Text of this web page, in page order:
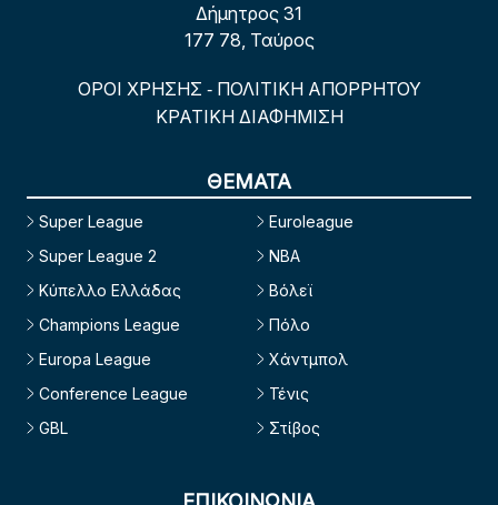
Δήμητρος 31
177 78, Ταύρος
ΟΡΟΙ ΧΡΗΣΗΣ - ΠΟΛΙΤΙΚΗ ΑΠΟΡΡΗΤΟΥ
ΚΡΑΤΙΚΗ ΔΙΑΦΗΜΙΣΗ
ΘΕΜΑΤΑ
Super League
Super League 2
Κύπελλο Ελλάδας
Champions League
Europa League
Conference League
GBL
Euroleague
NBA
Βόλεϊ
Πόλο
Χάντμπολ
Τένις
Στίβος